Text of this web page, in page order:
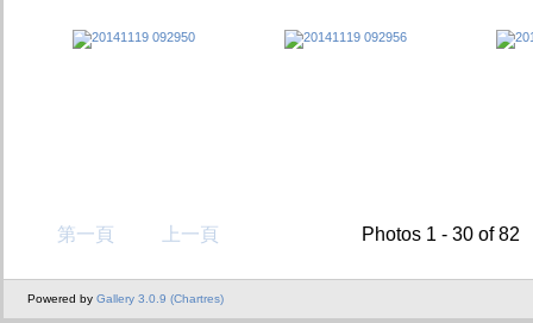
第一頁 上一頁 Photos 1 - 30 of 82
Powered by Gallery 3.0.9 (Chartres)